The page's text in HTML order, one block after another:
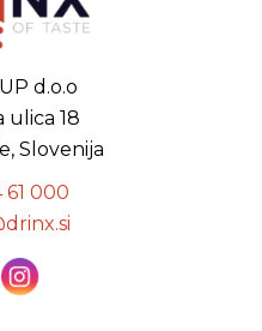
d.o.o
ulica 18
Slovenija
61 000